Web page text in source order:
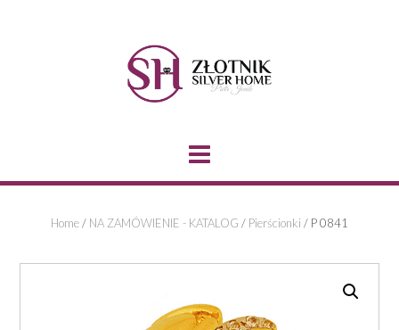
Home/ NA ZAMÓWIENIE - KATALOG / Pierścionki / P 0841